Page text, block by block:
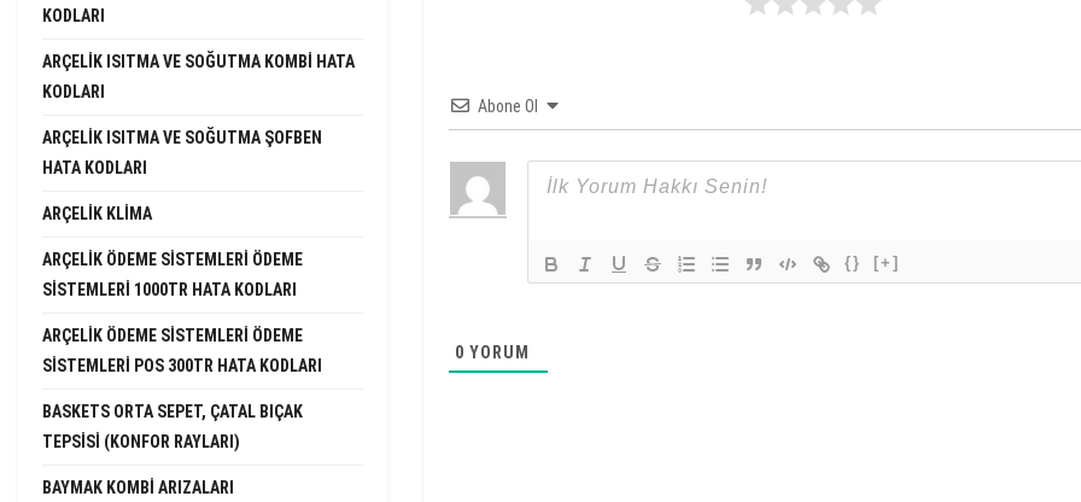
Abone Ol
{} [+]
0 YORUM
KODLARI
ARÇELIK ISITMA VE SOĞUTMA KOMBI HATA
KODLARI
ARÇELIK ISITMA VE SOĞUTMA ŞOFBEN
HATA KODLARI
ARÇELIK KLIMA
ARÇELIK ÖDEME SISTEMLERI ÖDEME
SISTEMLERI 1000TR HATA KODLARI
ARÇELIK ÖDEME SISTEMLERI ÖDEME
SISTEMLERI POS 300TR HATA KODLARI
BASKETS ORTA SEPET, ÇATAL BIÇAK
TEPSISI (KONFOR RAYLARI)
BAYMAK KOMBI ARIZALARI